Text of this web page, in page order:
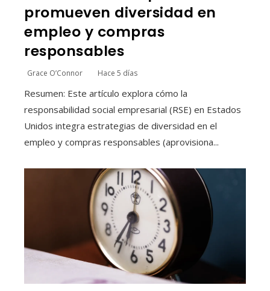
promueven diversidad en
empleo y compras
responsables
Grace O’Connor Hace 5 días
Resumen: Este artículo explora cómo la
responsabilidad social empresarial (RSE) en Estados
Unidos integra estrategias de diversidad en el
empleo y compras responsables (aprovisiona...